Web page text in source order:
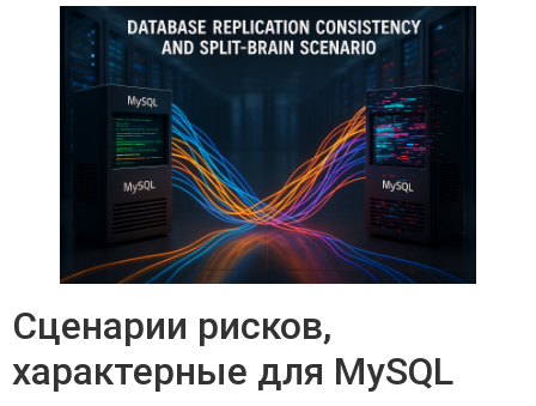
Сценарии рисков,
характерные для MySQL